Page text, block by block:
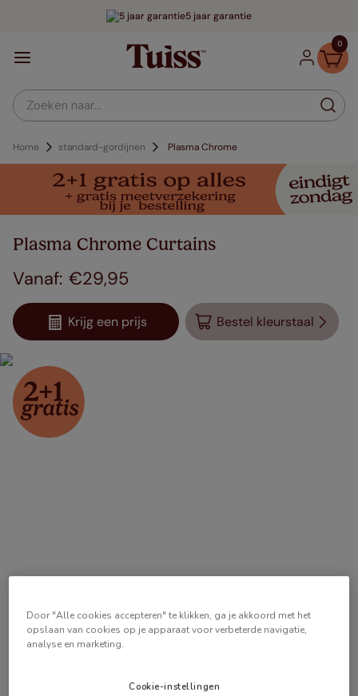
5 jaar garantie
0
Zoeken naar...
Home standard-gordijnen Plasma Chrome
Plasma Chrome Curtains
€29,95
Krijg een prijs Bestel kleurstaal
Door "Alle cookies accepteren" te klikken, ga je akkoord met het
opslaan van cookies op je apparaat voor verbeterde navigatie,
analyse en marketing.
Cookie-instellingen